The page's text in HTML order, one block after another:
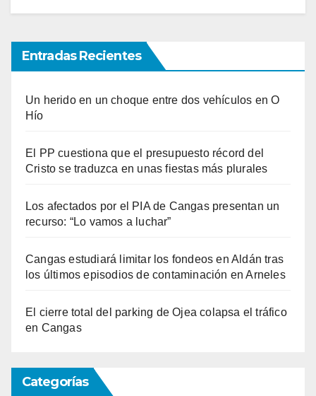
Entradas Recientes
Un herido en un choque entre dos vehículos en O
Hío
El PP cuestiona que el presupuesto récord del
Cristo se traduzca en unas fiestas más plurales
Los afectados por el PIA de Cangas presentan un
recurso: “Lo vamos a luchar”
Cangas estudiará limitar los fondeos en Aldán tras
los últimos episodios de contaminación en Arneles
El cierre total del parking de Ojea colapsa el tráfico
en Cangas
Categorías